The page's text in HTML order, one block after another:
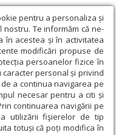
pentru a personaliza și
Te informăm că ne-
în acestea și în activitatea
modificări propuse de
persoanelor fizice în
personal și privind
a continua navigarea pe
necesar pentru a citi și
continuarea navigării pe
utilizării fişierelor de tip
totuși că poți modifica în
› Știri › Sfințirea bisericii